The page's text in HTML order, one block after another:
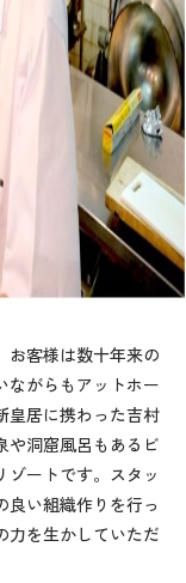
お客様は数十年来の
ながらもアットホー
皇居に携わった吉村
や洞窟風呂もあるビ
ゾートです。スタッ
良い組織作りを行っ
力を生かしていただ